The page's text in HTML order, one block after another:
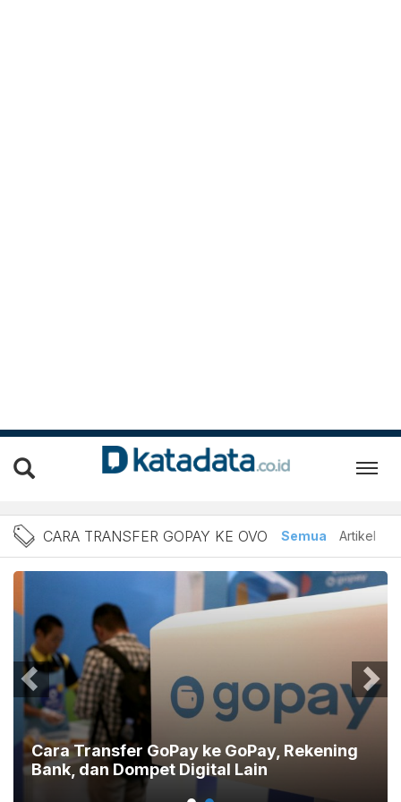
Berita Cara Transfer
CARA TRANSFER GOPAY KE OVO Semua Artikel
Cara Transfer GoPay ke GoPay, Rekening
Bank, dan Dompet Digital Lain